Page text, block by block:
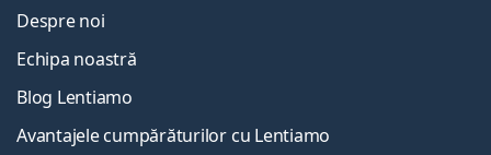
Despre noi
Echipa noastră
Blog Lentiamo
Avantajele cumpărăturilor cu Lentiamo